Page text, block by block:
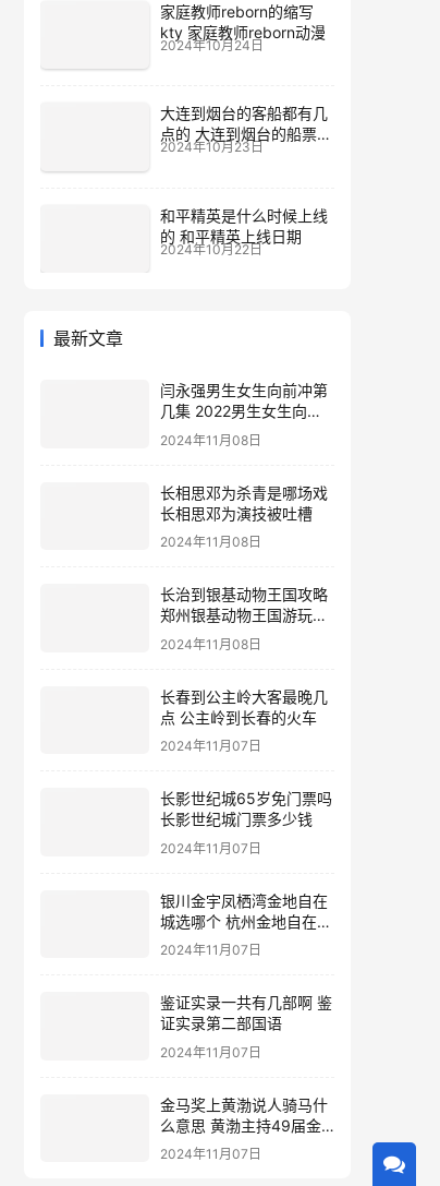
家庭教师reborn的缩写
kty 家庭教师reborn动漫
2024年10月24日
大连到烟台的客船都有几
点的 大连到烟台的船票价
格
2024年10月23日
和平精英是什么时候上线
的 和平精英上线日期
2024年10月22日
最新文章
闫永强男生女生向前冲第
几集 2022男生女生向前
冲报名通道
2024年11月08日
长相思邓为杀青是哪场戏
长相思邓为演技被吐槽
2024年11月08日
长治到银基动物王国攻略
郑州银基动物王国游玩攻
略
2024年11月08日
长春到公主岭大客最晚几
点 公主岭到长春的火车
2024年11月07日
长影世纪城65岁免门票吗
长影世纪城门票多少钱
2024年11月07日
银川金宇凤栖湾金地自在
城选哪个 杭州金地自在城
地址
2024年11月07日
鉴证实录一共有几部啊 鉴
证实录第二部国语
2024年11月07日
金马奖上黄渤说人骑马什
么意思 黄渤主持49届金
马奖
2024年11月07日